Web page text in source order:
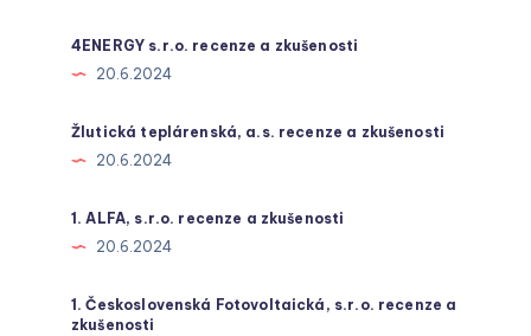
4ENERGY s.r.o. recenze a zkušenosti
20.6.2024
Žlutická teplárenská, a.s. recenze a zkušenosti
20.6.2024
1. ALFA, s.r.o. recenze a zkušenosti
20.6.2024
1. Československá Fotovoltaická, s.r.o. recenze a
zkušenosti